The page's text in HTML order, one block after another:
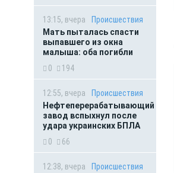
13:15, вчера
Происшествия
Мать пыталась спасти
выпавшего из окна
малыша: оба погибли
0
194
12:55, вчера
Происшествия
Нефтеперерабатывающий
завод вспыхнул после
удара украинских БПЛА
0
66
12:38, вчера
Происшествия